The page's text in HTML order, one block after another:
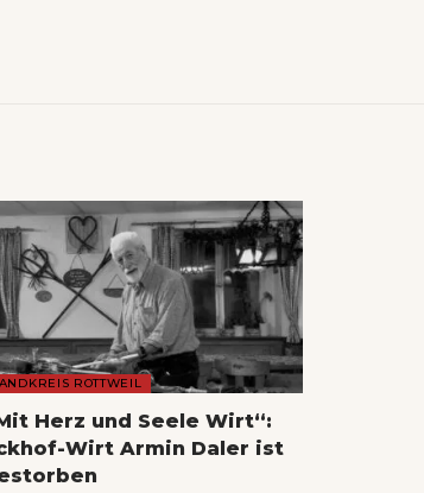
ROTTWEIL
Herz und Seele Wirt“:
Wirt Armin Daler ist